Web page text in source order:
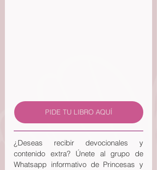
PIDE TU LIBRO AQUÍ
¿Deseas recibir devocionales y
contenido extra? Únete al grupo de
Whatsapp informativo de Princesas y